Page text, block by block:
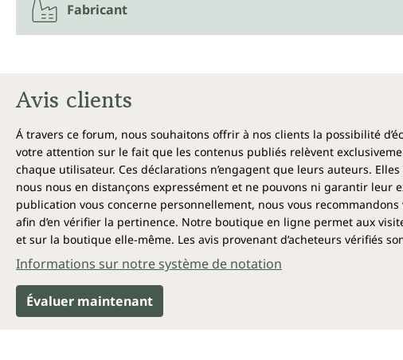
Fabricant
Avis clients
Á travers ce forum, nous souhaitons offrir à nos clients la possibilité
votre attention sur le fait que les contenus publiés relèvent
chaque utilisateur. Ces déclarations n’engagent que leurs auteurs.
nous nous en distançons expressément et ne pouvons ni garantir leur
publication vous concerne personnellement, nous vous
afin d’en vérifier la pertinence. Notre boutique en ligne permet aux
et sur la boutique elle-même. Les avis provenant d’acheteurs vérifiés
Informations sur notre système de notation
Évaluer maintenant